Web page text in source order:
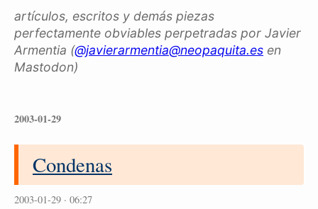
artículos, escritos y demás piezas
perfectamente obviables perpetradas por Javier
Armentia (@javierarmentia@neopaquita.es en
Mastodon)
2003-01-29
Condenas
2003-01-29 · 06:27